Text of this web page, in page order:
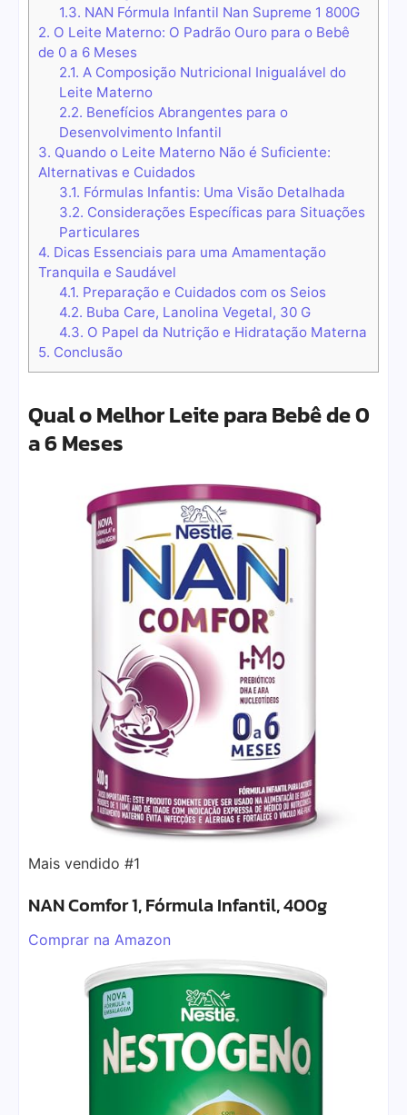
1.3. NAN Fórmula Infantil Nan Supreme 1 800G
2. O Leite Materno: O Padrão Ouro para o Bebê
de 0 a 6 Meses
2.1. A Composição Nutricional Inigualável do
Leite Materno
2.2. Benefícios Abrangentes para o
Desenvolvimento Infantil
3. Quando o Leite Materno Não é Suficiente:
Alternativas e Cuidados
3.1. Fórmulas Infantis: Uma Visão Detalhada
3.2. Considerações Específicas para Situações
Particulares
4. Dicas Essenciais para uma Amamentação
Tranquila e Saudável
4.1. Preparação e Cuidados com os Seios
4.2. Buba Care, Lanolina Vegetal, 30 G
4.3. O Papel da Nutrição e Hidratação Materna
5. Conclusão
Qual o Melhor Leite para Bebê de 0
a 6 Meses
Mais vendido #1
NAN Comfor 1, Fórmula Infantil, 400g
Comprar na Amazon